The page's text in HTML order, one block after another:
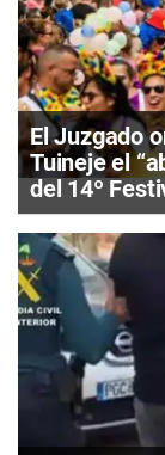
El Juzgado
Tuineje el
del 14º